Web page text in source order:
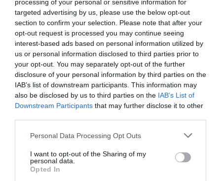
processing of your personal or sensitive information for
targeted advertising by us, please use the below opt-out
section to confirm your selection. Please note that after your
opt-out request is processed you may continue seeing
interest-based ads based on personal information utilized by
us or personal information disclosed to third parties prior to
your opt-out. You may separately opt-out of the further
disclosure of your personal information by third parties on the
IAB’s list of downstream participants. This information may
also be disclosed by us to third parties on the IAB’s List of
Downstream Participants that may further disclose it to other
Personal Data Processing Opt Outs
I want to opt-out of the Sharing of my
personal data.
Opted In
Il avait également été interrogé sur l’actionnariat de
Daport et Afriport, spécialisées dans les services
aéroportuaires, mais aussi sur Airport Bus Services
(ABS), une société versée dans le patrimoine
d’Alioune Samba Diassé, un des co-inculpés du
ministre et fils de l’ancien président Abdoulaye Wade.
séance, concernant (AHS) et Harstand et Dahilia,
spécialisées dans l’immobilier, très peu ont concerné
Daport et Afriport, BMCE capital (banque) et ABS.